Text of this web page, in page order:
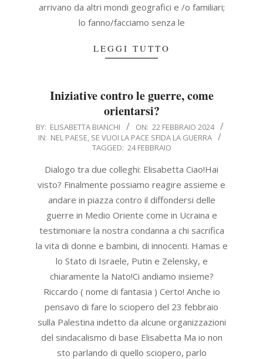
arrivano da altri mondi geografici e /o familiari;
lo fanno/facciamo senza le
LEGGI TUTTO
Iniziative contro le guerre, come
orientarsi?
2024-
02-
BY: ELISABETTA BIANCHI ON: 22 FEBBRAIO 2024
IN: NEL PAESE, SE VUOI LA PACE SFIDA LA GUERRA
TAGGED: 24 FEBBRAIO
Dialogo tra due colleghi: Elisabetta Ciao!Hai
visto? Finalmente possiamo reagire assieme e
andare in piazza contro il diffondersi delle
guerre in Medio Oriente come in Ucraina e
testimoniare la nostra condanna a chi sacrifica
la vita di donne e bambini, di innocenti. Hamas e
lo Stato di Israele, Putin e Zelensky, e
chiaramente la Nato!Ci andiamo insieme?
Riccardo ( nome di fantasia ) Certo! Anche io
pensavo di fare lo sciopero del 23 febbraio
sulla Palestina indetto da alcune organizzazioni
del sindacalismo di base Elisabetta Ma io non
sto parlando di quello sciopero, parlo